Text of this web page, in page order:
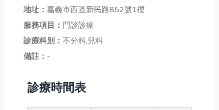
地址： 嘉義市西區新民路852號1樓
服務項目： 門診診療
診療科別： 不分科,兒科
備註： -
診療時間表